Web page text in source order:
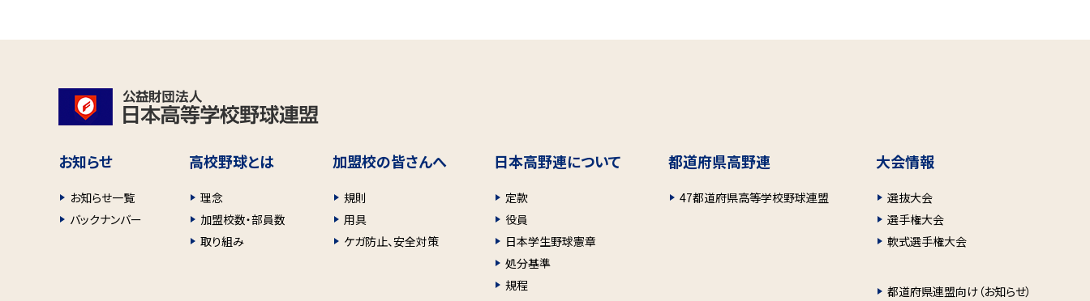
お知らせ
お知らせ一覧
バックナンバー
高校野球とは
理念
加盟校数・部員数
取り組み
加盟校の皆さんへ
規則
用具
ケガ防止、安全対策
日本高野連について
定款
役員
日本学生野球憲章
処分基準
規程
都道府県高野連
47都道府県高等学校野球連盟
大会情報
選抜大会
選手権大会
軟式選手権大会
都道府県連盟向け（お知らせ）